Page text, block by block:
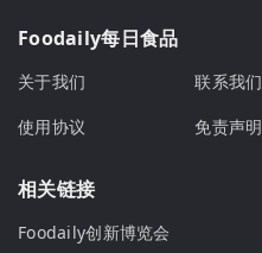
Foodaily每日食品
关于我们 联系我们
使用协议
免责声明
相关链接
Foodaily创新博览会